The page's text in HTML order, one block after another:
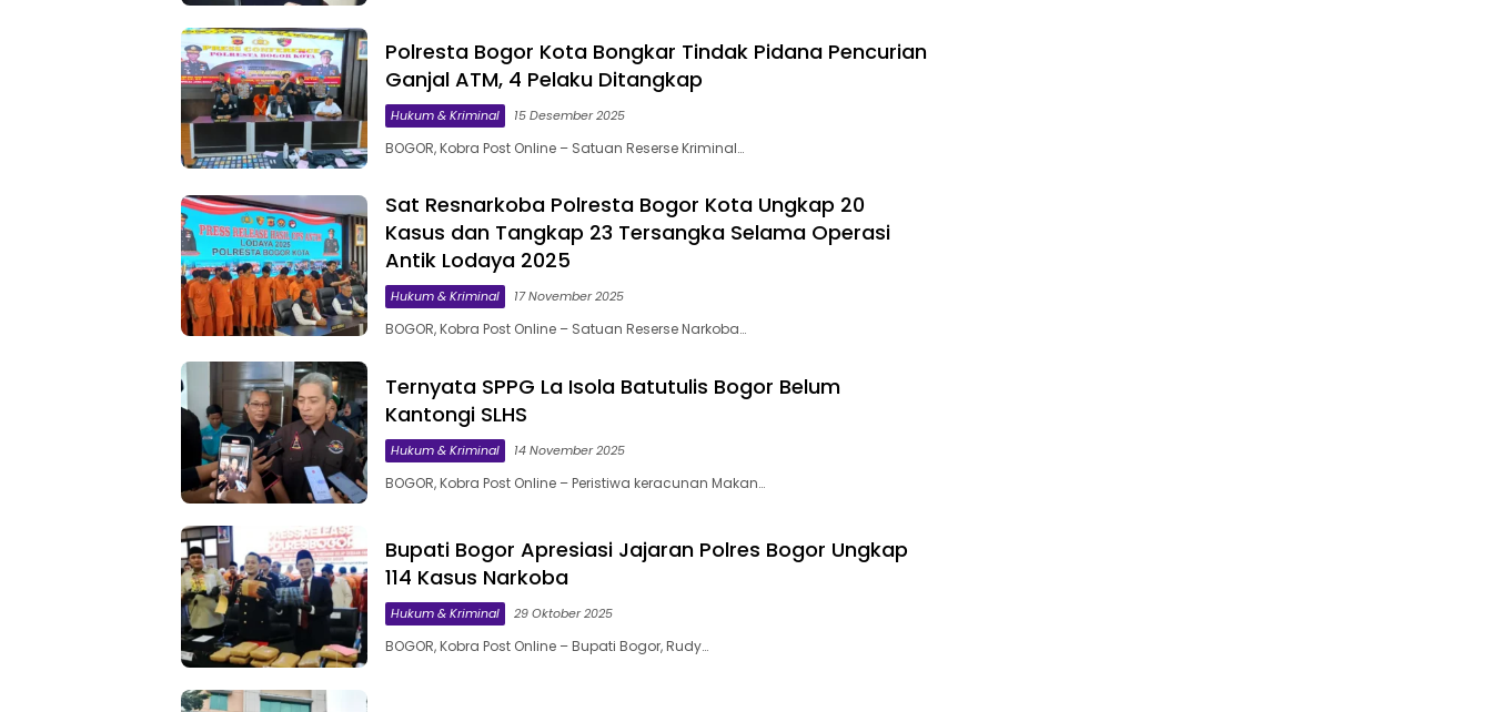
Polresta Bogor Kota Bongkar Tindak Pidana Pencurian
Ganjal ATM, 4 Pelaku Ditangkap
Hukum & Kriminal 15 Desember 2025
BOGOR, Kobra Post Online – Satuan Reserse Kriminal…
Sat Resnarkoba Polresta Bogor Kota Ungkap 20
Kasus dan Tangkap 23 Tersangka Selama Operasi
Antik Lodaya 2025
Hukum & Kriminal 17 November 2025
BOGOR, Kobra Post Online – Satuan Reserse Narkoba…
Ternyata SPPG La Isola Batutulis Bogor Belum
Kantongi SLHS
Hukum & Kriminal 14 November 2025
BOGOR, Kobra Post Online – Peristiwa keracunan Makan…
Bupati Bogor Apresiasi Jajaran Polres Bogor Ungkap
114 Kasus Narkoba
Hukum & Kriminal 29 Oktober 2025
BOGOR, Kobra Post Online – Bupati Bogor, Rudy…